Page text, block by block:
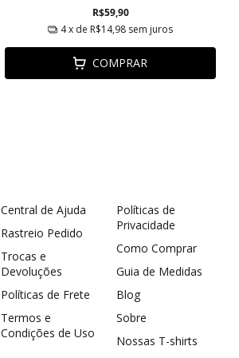
R$59,90
4x de R$14,98 sem juros
COMPRAR
Central de Ajuda
Rastreio Pedido
Trocas e
Devoluções
Políticas de Frete
Termos e
Condições de Uso
Políticas de
Privacidade
Como Comprar
Guia de Medidas
Blog
Sobre
Nossas T-shirts